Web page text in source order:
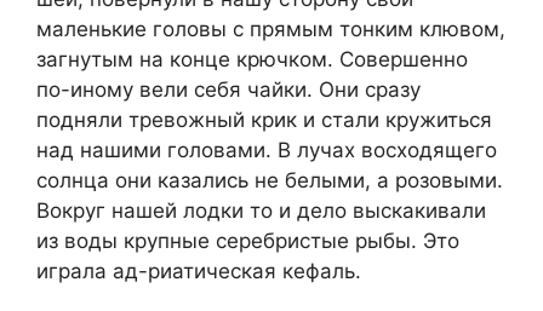
маленькие головы с прямым тонким клювом,
загнутым на конце крючком. Совершенно
по-иному вели себя чайки. Они сразу
подняли тревожный крик и стали кружиться
над нашими головами. В лучах восходящего
солнца они казались не белыми, а розовыми.
Вокруг нашей лодки то и дело выскакивали
из воды крупные серебристые рыбы. Это
играла ад-риатическая кефаль.